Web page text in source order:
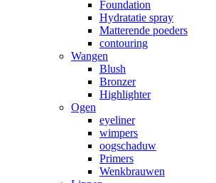
Foundation
Hydratatie spray
Matterende poeders
contouring
Wangen
Blush
Bronzer
Highlighter
Ogen
eyeliner
wimpers
oogschaduw
Primers
Wenkbrauwen